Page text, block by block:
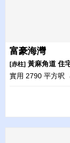
富豪海灣
[赤柱] 黃麻角道 住
實用 2790 平方呎